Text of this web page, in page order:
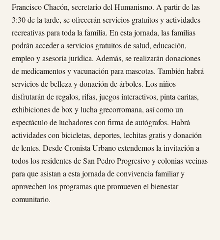
Francisco Chacón, secretario del Humanismo. A partir de las
3:30 de la tarde, se ofrecerán servicios gratuitos y actividades
recreativas para toda la familia. En esta jornada, las familias
podrán acceder a servicios gratuitos de salud, educación,
empleo y asesoría jurídica. Además, se realizarán donaciones
de medicamentos y vacunación para mascotas. También habrá
servicios de belleza y donación de árboles. Los niños
disfrutarán de regalos, rifas, juegos interactivos, pinta caritas,
exhibiciones de box y lucha grecorromana, así como un
espectáculo de luchadores con firma de autógrafos. Habrá
actividades con bicicletas, deportes, lechitas gratis y donación
de lentes. Desde Cronista Urbano extendemos la invitación a
todos los residentes de San Pedro Progresivo y colonias vecinas
para que asistan a esta jornada de convivencia familiar y
aprovechen los programas que promueven el bienestar
comunitario.